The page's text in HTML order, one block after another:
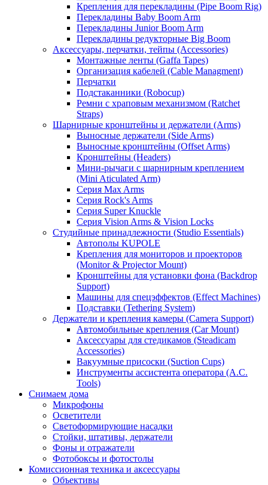
Крепления для перекладины (Pipe Boom Rig)
Перекладины Baby Boom Arm
Перекладины Junior Boom Arm
Перекладины редукторные Big Boom
Аксессуары, перчатки, тейпы (Accessories)
Монтажные ленты (Gaffa Tapes)
Организация кабелей (Cable Managment)
Перчатки
Подстаканники (Robocup)
Ремни с храповым механизмом (Ratchet
Straps)
Шарнирные кронштейны и держатели (Arms)
Выносные держатели (Side Arms)
Выносные кронштейны (Offset Arms)
Кронштейны (Headers)
Мини-рычаги с шарнирным креплением
(Mini Aticulated Arm)
Серия Max Arms
Серия Rock's Arms
Серия Super Knuckle
Серия Vision Arms & Vision Locks
Студийные принадлежности (Studio Essentials)
Автополы KUPOLE
Крепления для мониторов и проекторов
(Monitor & Projector Mount)
Кронштейны для установки фона (Backdrop
Support)
Машины для спецэффектов (Effect Machines)
Подставки (Tethering System)
Держатели и крепления камеры (Camera Support)
Автомобильные крепления (Car Mount)
Аксессуары для стедикамов (Steadicam
Accessories)
Вакуумные присоски (Suction Cups)
Инструменты ассистента оператора (A.C.
Tools)
Снимаем дома
Микрофоны
Осветители
Светоформирующие насадки
Стойки, штативы, держатели
Фоны и отражатели
Фотобоксы и фотостолы
Комиссионная техника и аксессуары
Объективы